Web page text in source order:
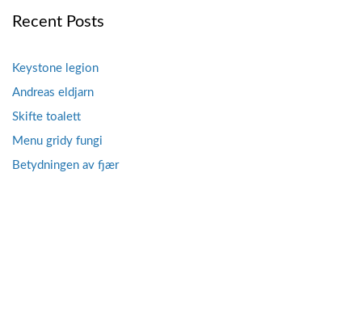
Recent Posts
Keystone legion
Andreas eldjarn
Skifte toalett
Menu gridy fungi
Betydningen av fjær